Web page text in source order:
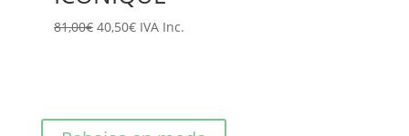
81,00€ El
81,00€.
40,50€El
40,50€.
IVA Inc.